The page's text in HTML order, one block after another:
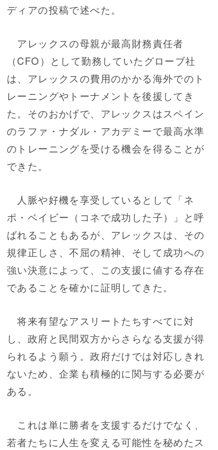
ディアの投稿で述べた。
アレックスの母親が最高財務責任者
（CFO）として勤務していたグローブ社
は、アレックスの費用のかかる海外でのト
レーニングやトーナメントを後援してき
た。そのおかげで、アレックスはスペイン
のラファ・ナダル・アカデミーで最高水準
のトレーニングを受ける機会を得ることが
できた。
人脈や好機を享受しているとして「ネ
ポ・ベイビー（コネで成功した子）」と呼
ばれることもあるが、アレックスは、その
規律正しさ、不屈の精神、そして成功への
強い決意によって、この支援に値する存在
であることを確かに証明してきた。
将来有望なアスリートたちすべてに対
し、政府と民間双方からさらなる支援が得
られるよう願う。政府だけでは対応しきれ
ないため、企業も積極的に関与する必要が
ある。
これは単に勝者を支援するだけでなく、
若者たちに人生を変える可能性を秘めたス